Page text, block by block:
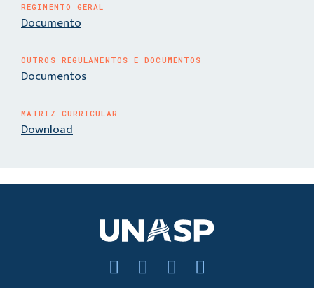
REGIMENTO GERAL
Documento
OUTROS REGULAMENTOS E DOCUMENTOS
Documentos
MATRIZ CURRICULAR
Download